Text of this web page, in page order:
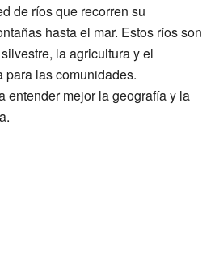
de ríos que recorren su
hasta el mar. Estos ríos son
la agricultura y el
para las comunidades.
entender mejor la geografía y la